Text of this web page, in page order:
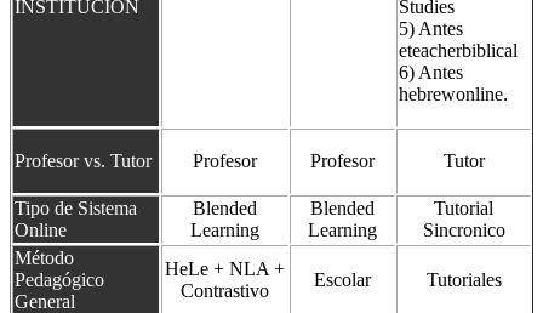
INSTITUCIÓN
Studies
5) Antes
eteacherbiblical
6) Antes
hebrewonline.
Profesor vs. Tutor Profesor Profesor Tutor
Tipo de Sistema
Online
Blended
Learning
Blended
Learning
Tutorial
Sincronico
Método
Pedagógico
General
HeLe + NLA +
Contrastivo
Escolar Tutoriales